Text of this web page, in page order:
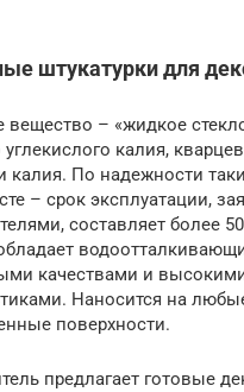
штукатурки для
– «жидкое
калия,
калия. По надежности
– срок эксплуатации,
составляет более
качествами и
Наносится на
поверхности.
предлагает готовые